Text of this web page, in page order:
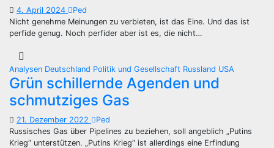
4. April 2024
Ped
Nicht genehme Meinungen zu verbieten, ist das Eine. Und das ist
perfide genug. Noch perfider aber ist es, die nicht…
Analysen Deutschland Politik und Gesellschaft Russland USA
Grün schillernde Agenden und
schmutziges Gas
21. Dezember 2022
Ped
Russisches Gas über Pipelines zu beziehen, soll angeblich „Putins
Krieg“ unterstützen. „Putins Krieg“ ist allerdings eine Erfindung